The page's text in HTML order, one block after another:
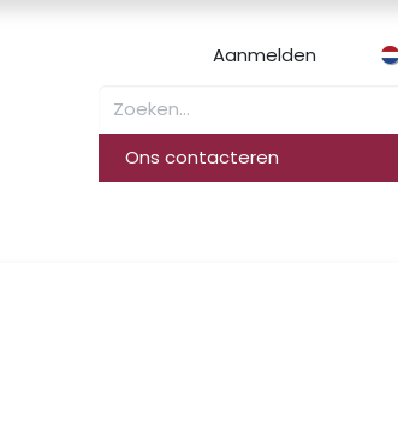
Aanmelden
Ons contacteren